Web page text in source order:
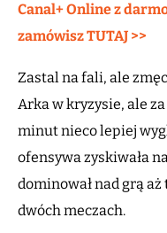
Canal+ Online z
zamówisz TUTAJ >>
Zastal na fali, ale
Arka w kryzysie, ale
minut nieco lepiej
ofensywa zyskiwała
dominował nad grą
dwóch meczach.